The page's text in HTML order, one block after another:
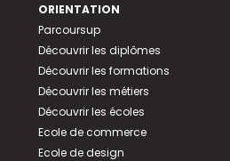
ORIENTATION
Parcoursup
Découvrir les diplômes
Découvrir les formations
Découvrir les métiers
Découvrir les écoles
Ecole de commerce
Ecole de design